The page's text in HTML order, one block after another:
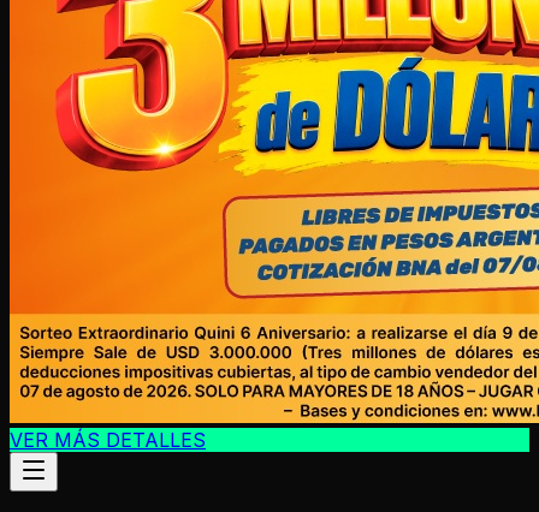
VER MÁS DETALLES